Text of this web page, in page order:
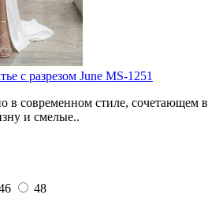
с разрезом June MS-1251
в современном стиле, сочетающем в
и смелые..
48